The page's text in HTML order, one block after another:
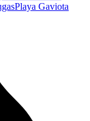
Playa Gaviota